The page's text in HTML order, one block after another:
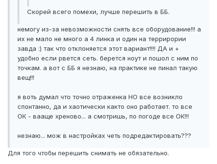
Скорей всего помехи, лучше перешить в ББ.
немогу из-за невозможности снять все оборудование!!! а
их не мало не много а 4 линка и один на террирории
завда :) так что отклоняется этот вариант!!!! ДА и +
удобно если рвется сеть. берется ноут и пошол с ним по
точкам. а вот с ББ я незнаю, на практике не пинал такую
вещ!!!
я воть думал что точно отраженка НО все возникло
спонтанно, да и хаотически както оно работает. то все
ОК - вааще хреново... а смотришь, по погоде все ОК!!!
незнаю... мож в настройках четь подредактировать???
Для того чтобы перешить снимать не обязательно.